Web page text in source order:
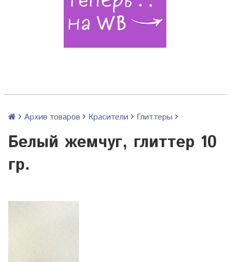
Архив товаров Красители Глиттеры
Белый жемчуг, глиттер 10
гр.